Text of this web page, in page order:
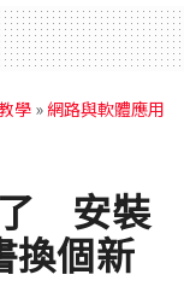
學 »網路與軟體應用
了 安裝
換個新